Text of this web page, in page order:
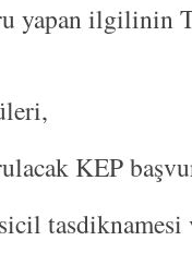
yapan ilgilinin
KEP
tasdiknamesi